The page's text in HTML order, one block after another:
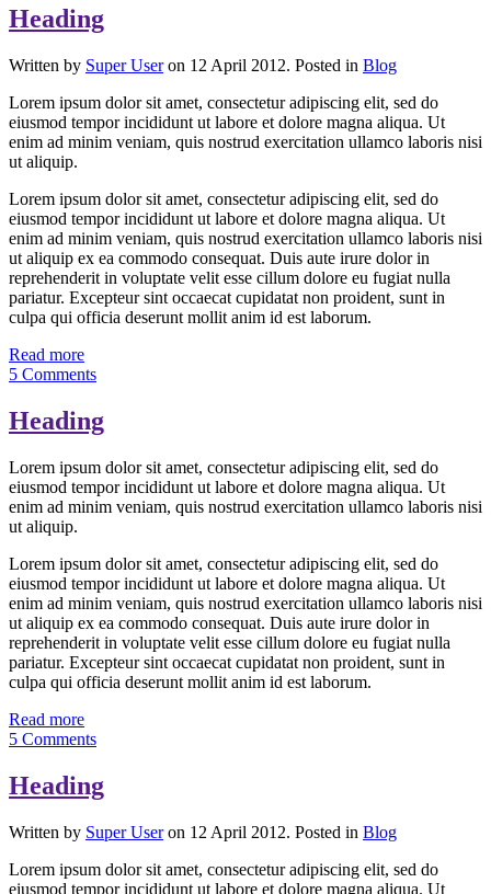
Heading
Written by Super Useron 12 April 2012. Posted in Blog
Lorem ipsum dolor sit amet, consectetur adipiscing elit, sed do
eiusmod tempor incididunt ut labore et dolore magna aliqua. Ut
enim ad minim veniam, quis nostrud exercitation ullamco laboris nisi
ut aliquip.
Lorem ipsum dolor sit amet, consectetur adipiscing elit, sed do
eiusmod tempor incididunt ut labore et dolore magna aliqua. Ut
enim ad minim veniam, quis nostrud exercitation ullamco laboris nisi
ut aliquip ex ea commodo consequat. Duis aute irure dolor in
reprehenderit in voluptate velit esse cillum dolore eu fugiat nulla
pariatur. Excepteur sint occaecat cupidatat non proident, sunt in
culpa qui officia deserunt mollit anim id est laborum.
Read more
5 Comments
Heading
Lorem ipsum dolor sit amet, consectetur adipiscing elit, sed do
eiusmod tempor incididunt ut labore et dolore magna aliqua. Ut
enim ad minim veniam, quis nostrud exercitation ullamco laboris nisi
ut aliquip.
Lorem ipsum dolor sit amet, consectetur adipiscing elit, sed do
eiusmod tempor incididunt ut labore et dolore magna aliqua. Ut
enim ad minim veniam, quis nostrud exercitation ullamco laboris nisi
ut aliquip ex ea commodo consequat. Duis aute irure dolor in
reprehenderit in voluptate velit esse cillum dolore eu fugiat nulla
pariatur. Excepteur sint occaecat cupidatat non proident, sunt in
culpa qui officia deserunt mollit anim id est laborum.
Read more
5 Comments
Heading
Written by Super Useron 12 April 2012. Posted in Blog
Lorem ipsum dolor sit amet, consectetur adipiscing elit, sed do
eiusmod tempor incididunt ut labore et dolore magna aliqua. Ut